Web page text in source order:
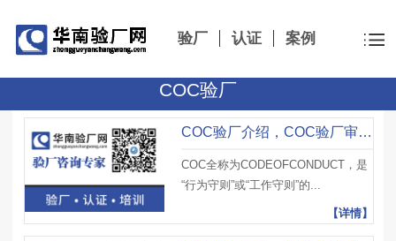
验厂 认证 案例
COC验厂
COC验厂介绍，COC验厂审核项目及COC验厂审核技巧
COC全称为CODEOFCONDUCT，是
“行为守则”或“工作守则”的...
【详情】